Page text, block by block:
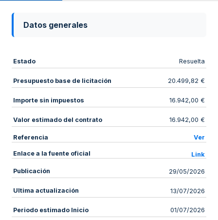
Datos generales
Estado Resuelta
Presupuesto base de licitación 20.499,82 €
Importe sin impuestos 16.942,00 €
Valor estimado del contrato 16.942,00 €
Referencia Ver
Enlace a la fuente oficial Link
Publicación 29/05/2026
Ultima actualización 13/07/2026
Periodo estimado Inicio 01/07/2026